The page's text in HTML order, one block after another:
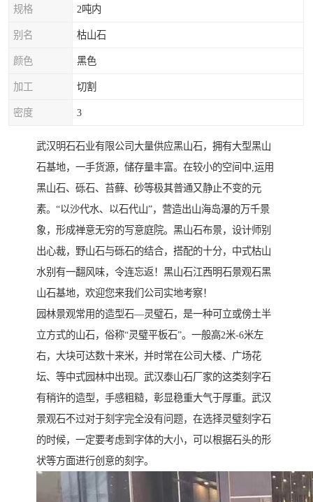
规格 2吨内
别名 枯山石
颜色 黑色
加工 切割
密度 3
武汉明石石业有限公司大量供应黑山石，拥有大型黑山
石基地，一手货源，储存量丰富。在较小的空间中,运用
黑山石、砾石、苔藓、砂等极其普通又静止不变的元
素。“以沙代水、以石代山”，营造出山海岛瀑的万千景
象，形成禅意无穷的写意庭院。黑山石布景，设计师别
出心裁，野山石与砾石的结合，搭配的十分，中式枯山
水别有一翻风味，令连忘返！黑山石江西明石景观石黑
山石基地，欢迎您来我们公司实地考察！
园林景观常用的造型石—灵璧石，是一种可立或傍土半
立方式的山石，俗称“灵璧平板石”。一般高2米-6米左
右，大块可达数十来米，并时常在公司大楼、广场花
坛、等中式园林中出现。武汉泰山石厂家的这类刻字石
有稍许的造型，手感粗糙，彰显稳重大气于厚重。武汉
景观石不过对于刻字完全没有问题，在选择灵璧刻字石
的时候，一定要考虑到字体的大小，可以根据石头的形
状等方面进行创意的刻字。